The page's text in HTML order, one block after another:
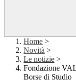
Home >
Novità >
Le notizie >
Fondazione
Borse di Studio